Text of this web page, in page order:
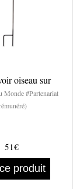
oiseau sur
Monde #Partenariat
51€
produit